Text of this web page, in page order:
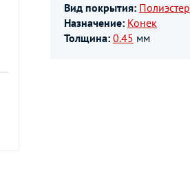
Вид покрытия: Полиэстер
Назначение: Конек
Толщина: 0.45 мм